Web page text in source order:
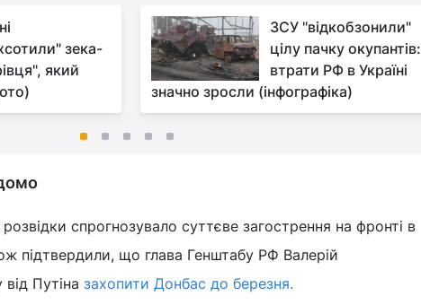
зека-
який
ЗСУ "відкобзонили"
цілу пачку окупантів:
втрати РФ в Україні
значно зросли (інфографіка)
спрогнозувало суттєве загострення на фронті в
підтвердили, що глава Генштабу РФ Валерій
Путіна захопити Донбас до березня.